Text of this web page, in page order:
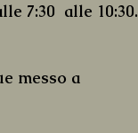
7:30 alle 10:30.
messo a